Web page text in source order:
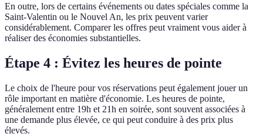
En outre, lors de certains événements ou dates spéciales comme la
Saint-Valentin ou le Nouvel An, les prix peuvent varier
considérablement. Comparer les offres peut vraiment vous aider à
réaliser des économies substantielles.
Étape 4 : Évitez les heures de pointe
Le choix de l'heure pour vos réservations peut également jouer un
rôle important en matière d'économie. Les heures de pointe,
généralement entre 19h et 21h en soirée, sont souvent associées à
une demande plus élevée, ce qui peut conduire à des prix plus
élevés.